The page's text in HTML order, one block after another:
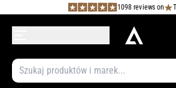
1098 reviews on